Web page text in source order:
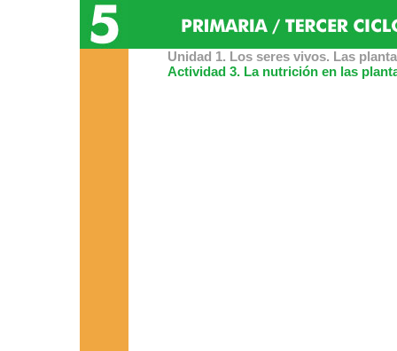
Unidad 1. Los seres vivos. Las
Actividad 3. La nutrición en las